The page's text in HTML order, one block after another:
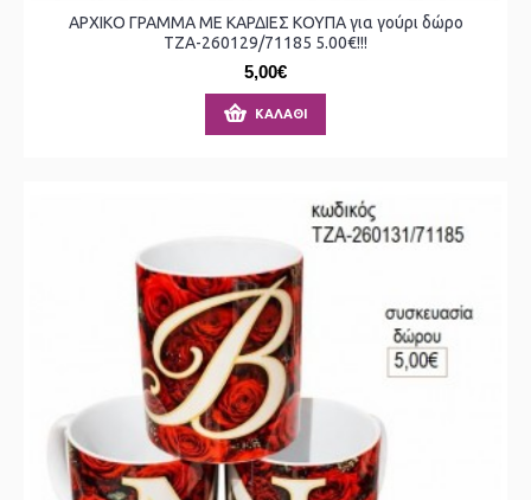
ΑΡΧΙΚΟ ΓΡΑΜΜΑ ΜΕ ΚΑΡΔΙΕΣ ΚΟΥΠΑ για γούρι δώρο
ΤΖΑ-260129/71185 5.00€!!!
5,00€
ΚΑΛΆΘΙ